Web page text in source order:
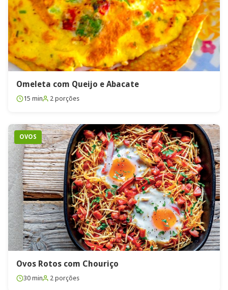
Omeleta com Queijo e Abacate
15 min 2 porções
OVOS
Ovos Rotos com Chouriço
30 min 2 porções